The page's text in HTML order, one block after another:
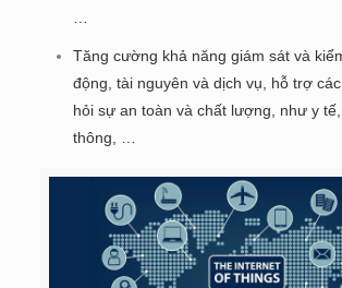
Tăng cường khả năng giám sát và
động, tài nguyên và dịch vụ, hỗ trợ
hỏi sự an toàn và chất lượng, như y
thông, …